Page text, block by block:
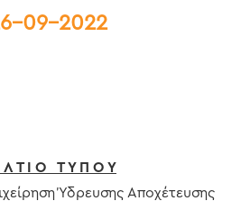
09-2022
Λ Τ Ι Ο Τ Υ Π Ο Υ
Ύδρευσης Αποχέτευσης